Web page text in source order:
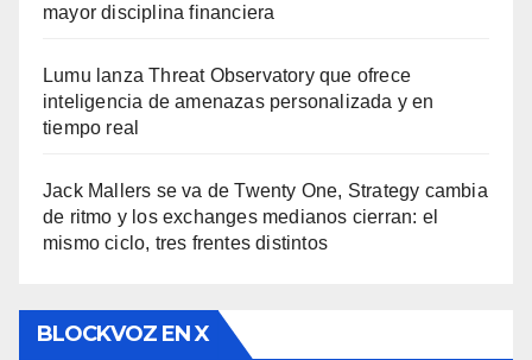
mayor disciplina financiera
Lumu lanza Threat Observatory que ofrece
inteligencia de amenazas personalizada y en
tiempo real
Jack Mallers se va de Twenty One, Strategy cambia
de ritmo y los exchanges medianos cierran: el
mismo ciclo, tres frentes distintos
BLOCKVOZ EN X